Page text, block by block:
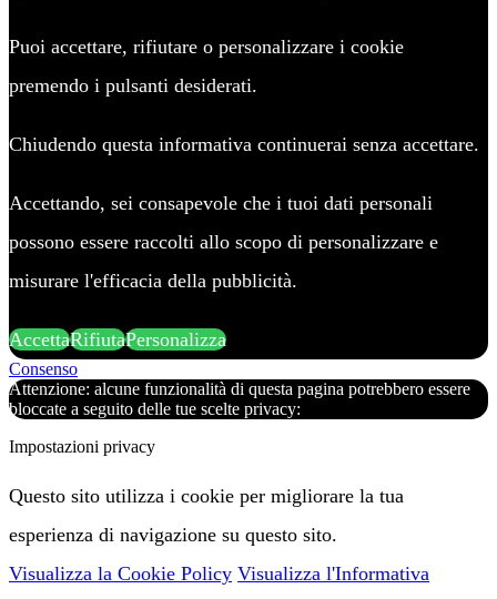
Puoi accettare, rifiutare o personalizzare i cookie
premendo i pulsanti desiderati.
Chiudendo questa informativa continuerai senza accettare.
Accettando, sei consapevole che i tuoi dati personali
possono essere raccolti allo scopo di personalizzare e
misurare l'efficacia della pubblicità.
AccettaRifiutaPersonalizza
Consenso
Attenzione: alcune funzionalità di questa pagina potrebbero essere
bloccate a seguito delle tue scelte privacy:
Impostazioni privacy
Questo sito utilizza i cookie per migliorare la tua
esperienza di navigazione su questo sito.
Visualizza la Cookie Policy Visualizza l'Informativa